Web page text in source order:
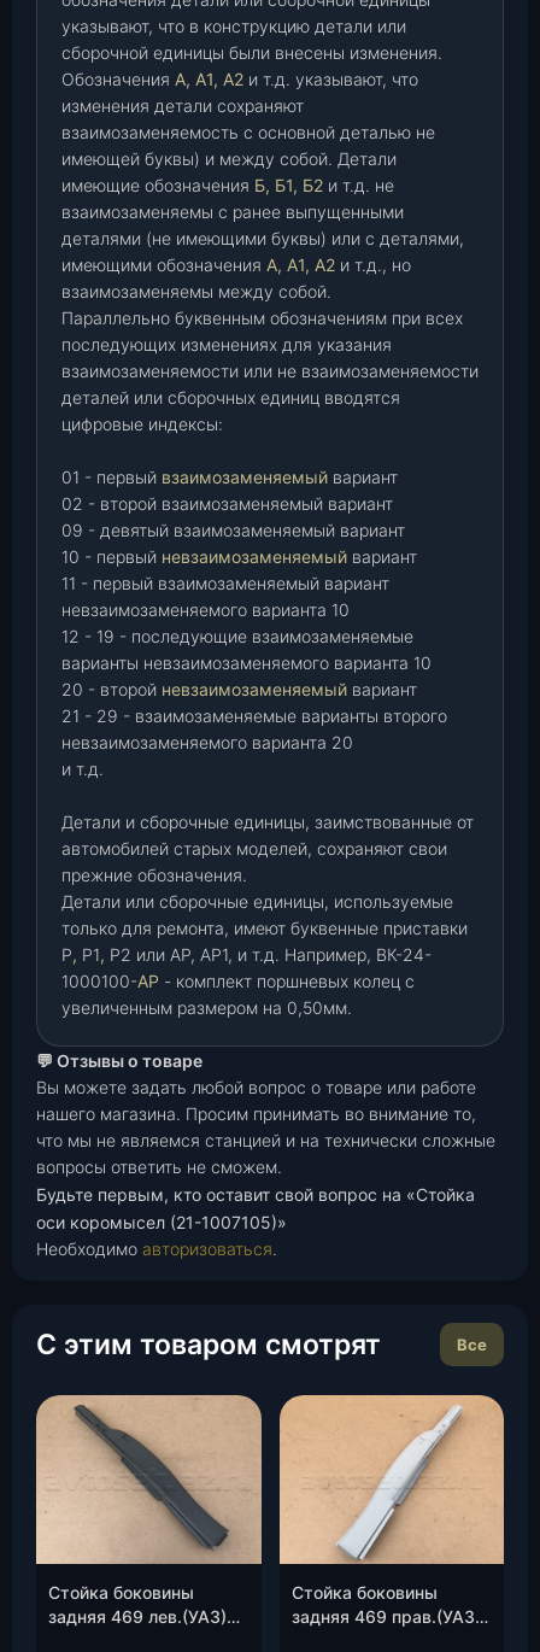
указывают, что в конструкцию детали или
сборочной единицы были внесены изменения.
Обозначения А, А1, А2 и т.д. указывают, что
изменения детали сохраняют
взаимозаменяемость с основной деталью не
имеющей буквы) и между собой. Детали
имеющие обозначения Б, Б1, Б2 и т.д. не
взаимозаменяемы с ранее выпущенными
деталями (не имеющими буквы) или с деталями,
имеющими обозначения А, А1, А2 и т.д., но
взаимозаменяемы между собой.
Параллельно буквенным обозначениям при всех
последующих изменениях для указания
взаимозаменяемости или не взаимозаменяемости
деталей или сборочных единиц вводятся
цифровые индексы:
01 - первый взаимозаменяемый вариант
02 - второй взаимозаменяемый вариант
09 - девятый взаимозаменяемый вариант
10 - первый невзаимозаменяемый вариант
11 - первый взаимозаменяемый вариант
невзаимозаменяемого варианта 10
12 - 19 - последующие взаимозаменяемые
варианты невзаимозаменяемого варианта 10
20 - второй невзаимозаменяемый вариант
21 - 29 - взаимозаменяемые варианты второго
невзаимозаменяемого варианта 20
и т.д.
Детали и сборочные единицы, заимствованные от
автомобилей старых моделей, сохраняют свои
прежние обозначения.
Детали или сборочные единицы, используемые
только для ремонта, имеют буквенные приставки
Р, Р1, Р2 или АР, АР1, и т.д. Например, ВК-24-
1000100-АР - комплект поршневых колец с
увеличенным размером на 0,50мм.
💬 Отзывы о товаре
Вы можете задать любой вопрос о товаре или работе
нашего магазина. Просим принимать во внимание то,
что мы не являемся станцией и на технически сложные
вопросы ответить не сможем.
Будьте первым, кто оставит свой вопрос на «Стойка
оси коромысел (21-1007105)»
Необходимо авторизоваться.
С этим товаром смотрят Все
Стойка боковины
задняя 469 лев.(УАЗ)
Стойка боковины
задняя 469 прав.(УАЗ)